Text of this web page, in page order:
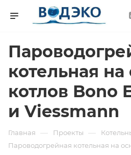
котельная на
котлов Bono
и Viessmann
Главная — Проекты —
Пароводогрейная котельная на